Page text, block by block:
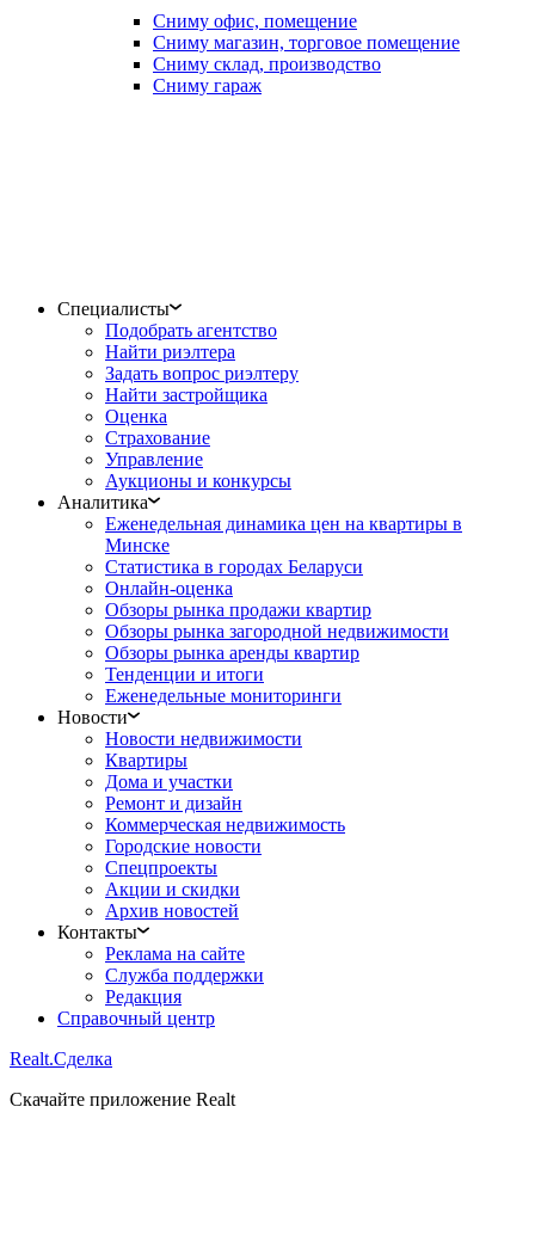
Сниму офис, помещение
Сниму магазин, торговое помещение
Сниму склад, производство
Сниму гараж
Специалисты
Подобрать агентство
Найти риэлтера
Задать вопрос риэлтеру
Найти застройщика
Оценка
Страхование
Управление
Аукционы и конкурсы
Аналитика
Еженедельная динамика цен на квартиры в
Минске
Статистика в городах Беларуси
Онлайн-оценка
Обзоры рынка продажи квартир
Обзоры рынка загородной недвижимости
Обзоры рынка аренды квартир
Тенденции и итоги
Еженедельные мониторинги
Новости
Новости недвижимости
Квартиры
Дома и участки
Ремонт и дизайн
Коммерческая недвижимость
Городские новости
Спецпроекты
Акции и скидки
Архив новостей
Контакты
Реклама на сайте
Служба поддержки
Редакция
Справочный центр
Realt.Сделка
Скачайте приложение Realt